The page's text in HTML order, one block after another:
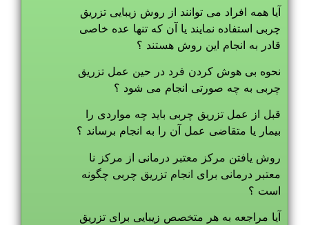
آیا همه افراد می توانند از روش زیبایی تزریق
چربی استفاده نمایند یا آن که تنها عده خاصی
قادر به انجام این روش هستند ؟
نحوه بی هوش کردن فرد در حین عمل تزریق
چربی به چه صورتی انجام می شود ؟
قبل از عمل تزریق چربی باید چه مواردی را
بیمار یا متقاضی عمل آن را به انجام برساند ؟
روش یافتن مرکز معتبر درمانی از مرکز نا
معتبر درمانی برای انجام تزریق چربی چگونه
است ؟
آیا مراجعه به هر متخصص زیبایی برای تزریق